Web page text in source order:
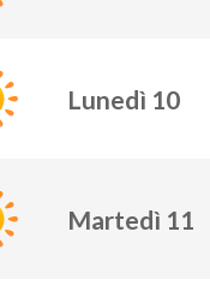
Lunedì 10
Martedì 11